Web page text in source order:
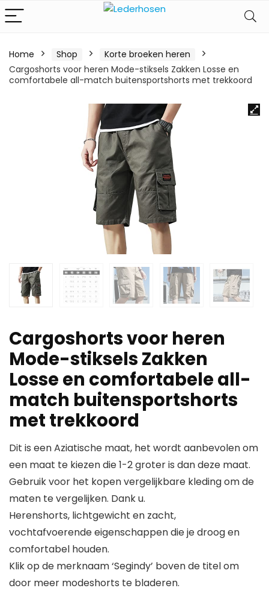
Home Shop
Korte broeken heren
Cargoshorts voor heren Mode-stiksels Zakken Losse en
comfortabele all-match buitensportshorts met trekkoord
Cargoshorts voor heren
Mode-stiksels Zakken
Losse en comfortabele all-
match buitensportshorts
met trekkoord
Dit is een Aziatische maat, het wordt aanbevolen om
een maat te kiezen die 1-2 groter is dan deze maat.
Gebruik voor het kopen vergelijkbare kleding om de
maten te vergelijken. Dank u.
Herenshorts, lichtgewicht en zacht,
vochtafvoerende eigenschappen die je droog en
comfortabel houden.
Klik op de merknaam ‘Segindy’ boven de titel om
door meer modeshorts te bladeren.